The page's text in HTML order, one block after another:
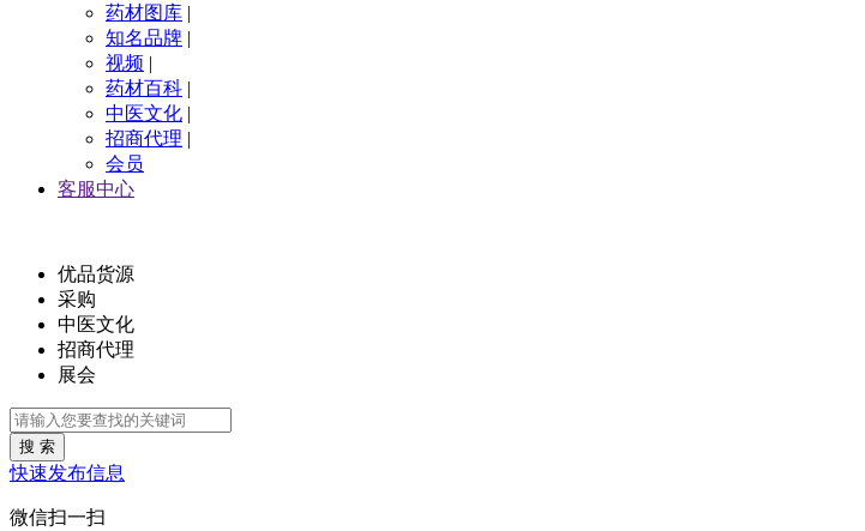
药材图库 |
知名品牌 |
视频 |
药材百科 |
中医文化 |
招商代理 |
会员
客服中心
优品货源
采购
中医文化
招商代理
展会
搜 索
快速发布信息
微信扫一扫